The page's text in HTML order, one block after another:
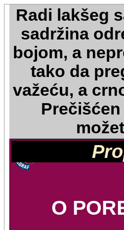
Radi lakšeg
sadržina
bojom, a
tako da
važeću, a
O